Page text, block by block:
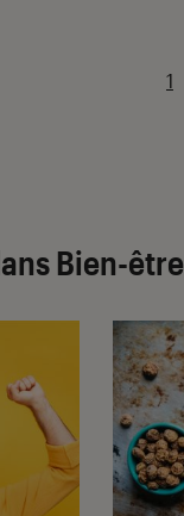
1
Bien-être